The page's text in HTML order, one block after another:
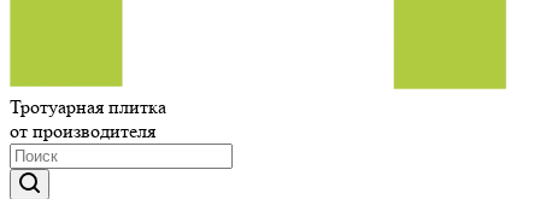
Тротуарная плитка
от производителя